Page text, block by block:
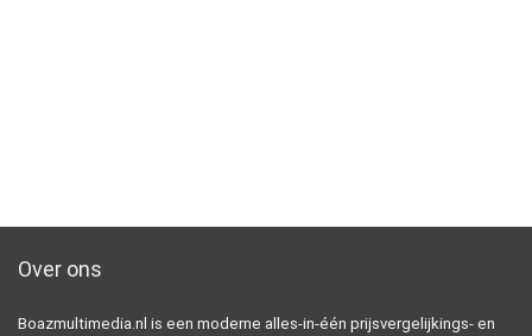
Over ons
Boazmultimedia.nl is een moderne alles-in-één prijsvergelijkings- en